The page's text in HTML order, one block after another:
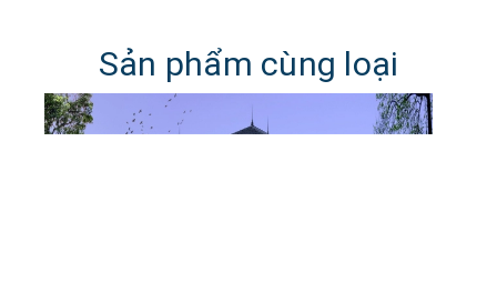
Sản phẩm cùng loại